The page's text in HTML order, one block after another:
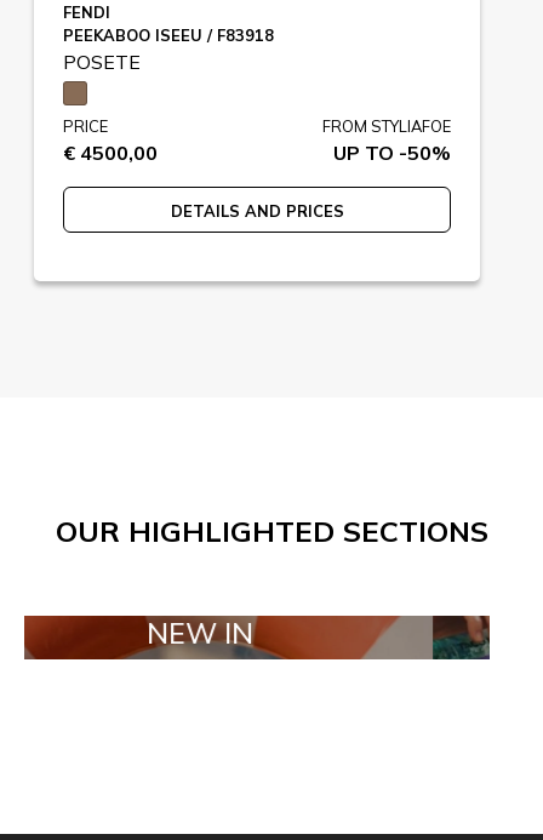
FENDI
PEEKABOO ISEEU / F83918
POSETE
PRICE
€ 4500,00
FROM STYLIAFOE
UP TO -50%
DETAILS AND PRICES
OUR HIGHLIGHTED SECTIONS
NEW IN TAILOR